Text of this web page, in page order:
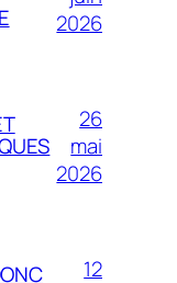
2026
26
mai
2026
12